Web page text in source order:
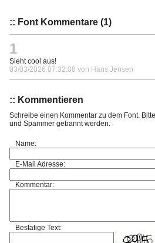
:: Font Kommentare (1)
1
Sieht cool aus!
03/03/2026 07:32:08 von Hans Jensen
:: Kommentieren
Schreibe einen Kommentar zu dem Font.
und Spammer gebannt werden.
Name:
E-Mail Adresse:
Kommentar:
Bestätige Text: